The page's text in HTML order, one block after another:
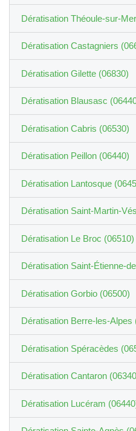
Dératisation Théoule-sur-
Dératisation Castagniers
Dératisation Gilette (06830)
Dératisation Blausasc
Dératisation Cabris (06530)
Dératisation Peillon (06440)
Dératisation Lantosque
Dératisation Saint-Martin-
Dératisation Le Broc (06510)
Dératisation Saint-Étienne-
Dératisation Gorbio (06500)
Dératisation Berre-les-Alpes
Dératisation Spéracèdes
Dératisation Cantaron
Dératisation Lucéram